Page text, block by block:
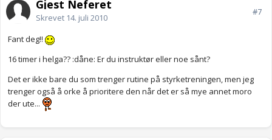
Gjest Neferet
Skrevet 14. juli 2010
#7
Fant deg!!
16 timer i helga?? :dåne: Er du instruktør eller noe sånt?
Det er ikke bare du som trenger rutine på styrketreningen, men jeg
trenger også å orke å prioritere den når det er så mye annet moro
der ute...